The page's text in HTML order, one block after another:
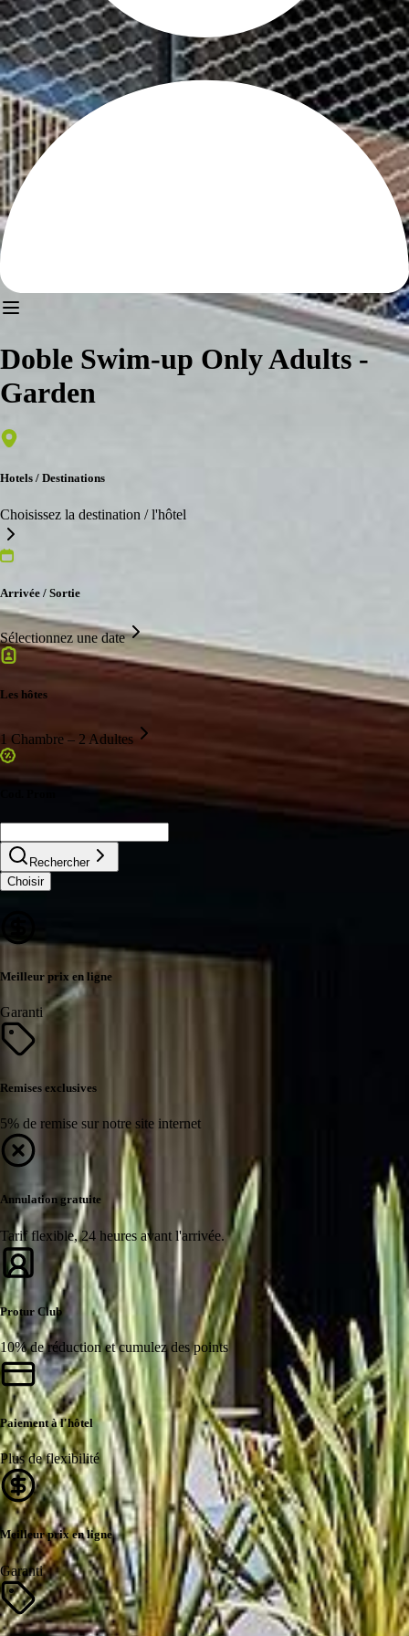
Doble Swim-up Only Adults -
Garden
Hotels / Destinations
Choisissez la destination / l'hôtel
Arrivée / Sortie
Sélectionnez une date
Les hôtes
1 Chambre – 2 Adultes
Rechercher
Choisir
Meilleur prix en ligne
Garanti
Remises exclusives
5% de remise sur notre site internet
Annulation gratuite
Tarif flexible, 24 heures avant l'arrivée.
Protur Club
10% de réduction et cumulez des points
Paiement à l'hôtel
Plus de flexibilité
Meilleur prix en ligne
Garanti